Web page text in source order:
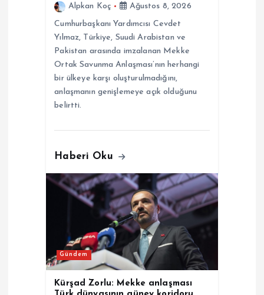
Alpkan Koç
Ağustos 8, 2026
Cumhurbaşkanı Yardımcısı Cevdet
Yılmaz, Türkiye, Suudi Arabistan ve
Pakistan arasında imzalanan Mekke
Ortak Savunma Anlaşması’nın herhangi
bir ülkeye karşı oluşturulmadığını,
anlaşmanın genişlemeye açık olduğunu
belirtti.
Haberi Oku
Gündem
Kürşad Zorlu: Mekke anlaşması